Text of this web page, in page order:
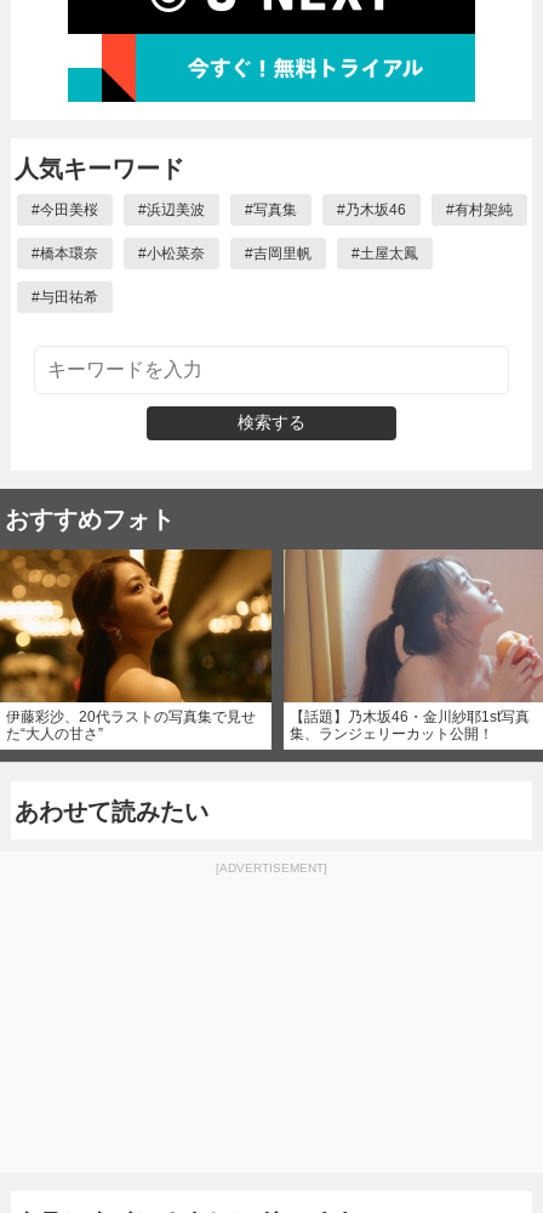
人気キーワード
#今田美桜 #浜辺美波 #写真集 #乃木坂46 #有村架純
#橋本環奈 #小松菜奈 #吉岡里帆 #土屋太鳳
#与田祐希
検索する
おすすめフォト
伊藤彩沙、20代ラストの写真集で見せ
た“大人の甘さ”
【話題】乃木坂46・金川紗耶1st写真
集、ランジェリーカット公開！
あわせて読みたい
[ADVERTISEMENT]